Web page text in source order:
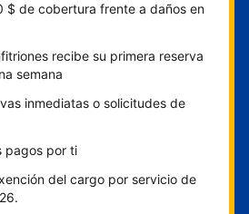
$ de cobertura frente a daños en
recibe su primera reserva
semana
inmediatas o solicitudes de
pagos por ti
del cargo por servicio de